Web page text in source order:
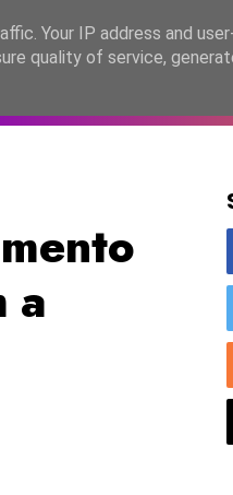
LANÇAMENTOS
a
Your IP address and
quality of service,